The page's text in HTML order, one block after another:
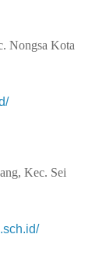
Nongsa Kota
Kec. Sei